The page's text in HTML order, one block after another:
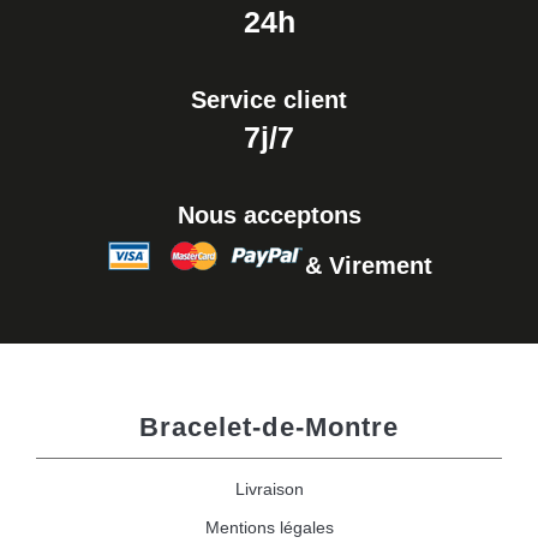
24h
Service client
7j/7
Nous acceptons
& Virement
Bracelet-de-Montre
Livraison
Mentions légales